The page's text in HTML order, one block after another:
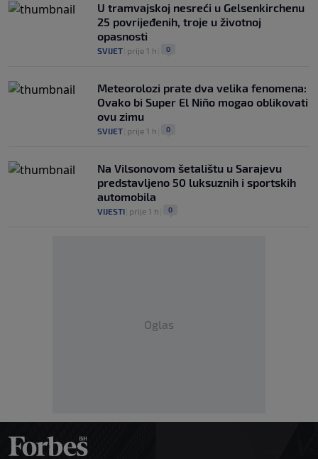
U tramvajskoj nesreći u Gelsenkirchenu
25 povrijeđenih, troje u životnoj
opasnosti
SVIJET prije 1 h 0
Meteorolozi prate dva velika fenomena:
Ovako bi Super El Niño mogao oblikovati
ovu zimu
SVIJET prije 1 h 0
Na Vilsonovom šetalištu u Sarajevu
predstavljeno 50 luksuznih i sportskih
automobila
VIJESTI prije 1 h 0
Oglas